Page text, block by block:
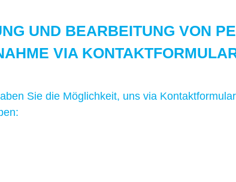
UND BEARBEITUNG VON
VIA
Sie die Möglichkeit, uns via